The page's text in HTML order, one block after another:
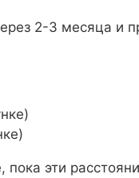
2-3 месяца и
эти